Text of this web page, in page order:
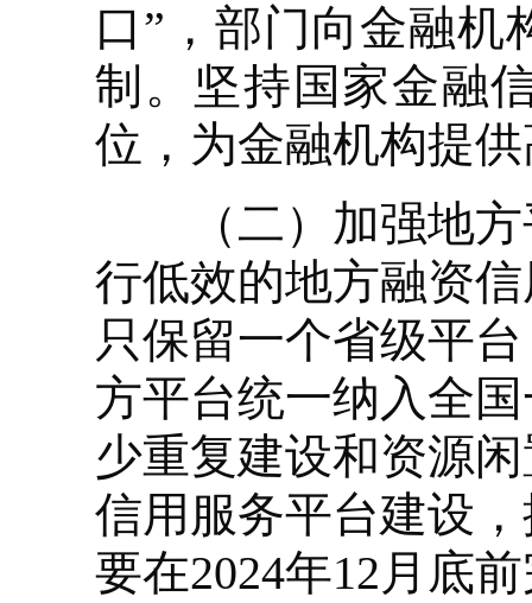
口”，部门向金融机
制。坚持国家金融
位，为金融机构提
（二）加强地方
行低效的地方融资
只保留一个省级平
方平台统一纳入全
少重复建设和资源
信用服务平台建设
要在2024年12月底